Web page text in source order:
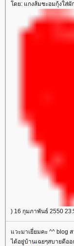
ดย: แกงส้มชะอมกุ้งใส่ผั
) 16 กุมภาพันธ์ 2550
วะมาเยี่ยมคะ ^^ blog ส
ได้อยู่บ้านเฉยๆสบายดีอ